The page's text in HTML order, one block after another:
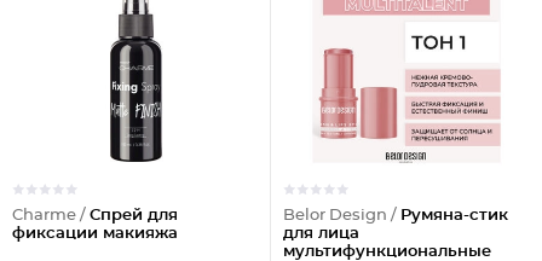
Charme / Спрей для
фиксации макияжа
Belor Design / Румяна-стик
для лица
мультифункциональные